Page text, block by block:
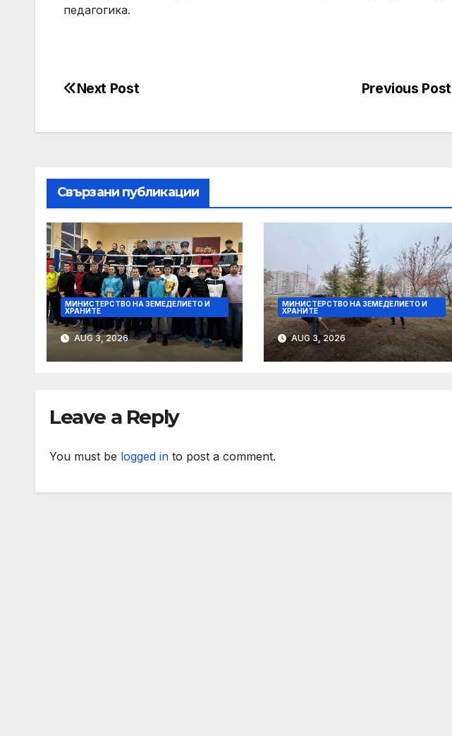
педагогика.
Post
Previous Post
Next Post
Свързани публикации
МИНИСТЕРСТВО НА ЗЕМЕДЕЛИЕТО И
ХРАНИТЕ
AUG 3, 2026
МИНИСТЕРСТВО НА ЗЕМЕДЕЛИЕТО И
ХРАНИТЕ
AUG 3, 2026
Leave a Reply
You must be logged in to post a comment.